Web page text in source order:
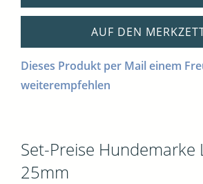
AUF DEN
Dieses Produkt per Mail einem
weiterempfehlen
Set-Preise Hundemarke
25mm